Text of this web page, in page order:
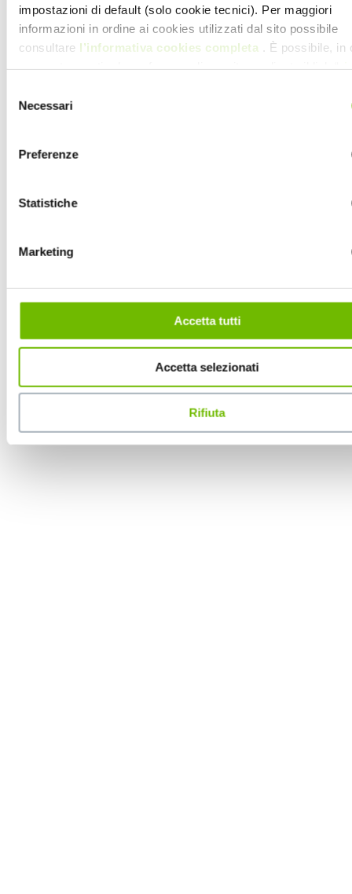
impostazioni di default (solo cookie tecnici). Per maggiori
informazioni in ordine ai cookies utilizzati dal sito possibile
consultare l’informativa cookies completa . È possibile, in
delNecessari
Preferenze
Statistiche
Marketing
Accetta tutti
Accetta selezionati
Rifiuta